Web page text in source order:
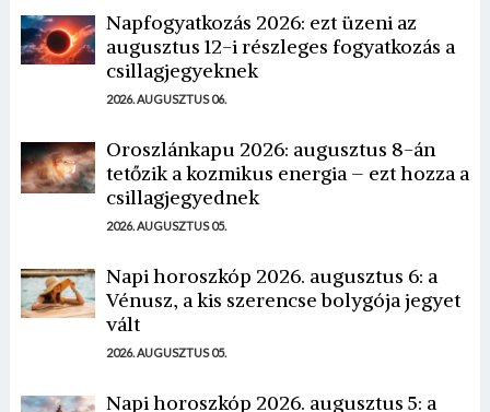
Napfogyatkozás 2026: ezt üzeni az
augusztus 12-i részleges fogyatkozás a
csillagjegyeknek
2026. AUGUSZTUS 06.
Oroszlánkapu 2026: augusztus 8-án
tetőzik a kozmikus energia – ezt hozza a
csillagjegyednek
2026. AUGUSZTUS 05.
Napi horoszkóp 2026. augusztus 6: a
Vénusz, a kis szerencse bolygója jegyet
vált
2026. AUGUSZTUS 05.
Napi horoszkóp 2026. augusztus 5: a